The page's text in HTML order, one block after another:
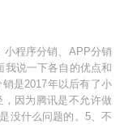
小程序分销、APP分销
我说一下各自的优点和
是2017年以后有了小
因为腾讯是不允许做
没什么问题的。5、不